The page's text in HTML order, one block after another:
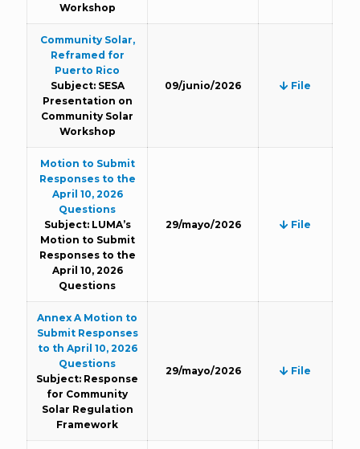
Workshop
Community Solar,
Reframed for
Puerto Rico
Subject: SESA
Presentation on
Community Solar
Workshop
09/junio/2026 File
Motion to Submit
Responses to the
April 10, 2026
Questions
Subject: LUMA’s
Motion to Submit
Responses to the
April 10, 2026
Questions
29/mayo/2026 File
Annex A Motion to
Submit Responses
to th April 10, 2026
Questions
Subject: Response
for Community
Solar Regulation
Framework
29/mayo/2026 File